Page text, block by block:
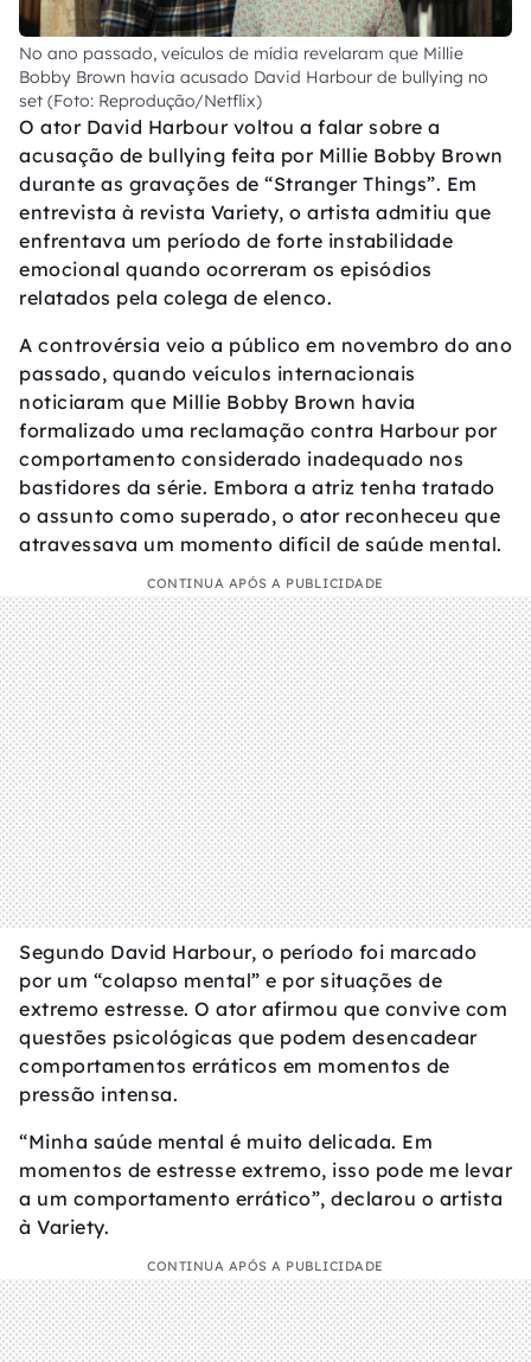
No ano passado, veículos de mídia revelaram que Millie
Bobby Brown havia acusado David Harbour de bullying no
set (Foto: Reprodução/Netflix)
O ator David Harbour voltou a falar sobre a
acusação de bullying feita por Millie Bobby Brown
durante as gravações de “Stranger Things”. Em
entrevista à revista Variety, o artista admitiu que
enfrentava um período de forte instabilidade
emocional quando ocorreram os episódios
relatados pela colega de elenco.
A controvérsia veio a público em novembro do ano
passado, quando veículos internacionais
noticiaram que Millie Bobby Brown havia
formalizado uma reclamação contra Harbour por
comportamento considerado inadequado nos
bastidores da série. Embora a atriz tenha tratado
o assunto como superado, o ator reconheceu que
atravessava um momento difícil de saúde mental.
CONTINUA APÓS A PUBLICIDADE
Segundo David Harbour, o período foi marcado
por um “colapso mental” e por situações de
extremo estresse. O ator afirmou que convive com
questões psicológicas que podem desencadear
comportamentos erráticos em momentos de
pressão intensa.
“Minha saúde mental é muito delicada. Em
momentos de estresse extremo, isso pode me levar
a um comportamento errático”, declarou o artista
à Variety.
CONTINUA APÓS A PUBLICIDADE